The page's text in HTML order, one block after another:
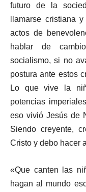
futuro de la
llamarse cristiana
actos de
hablar de
socialismo, si no
postura ante estos
Lo que vive la
potencias
eso vivió Jesús de
Siendo creyente,
Cristo y debo hacer
«Que canten las
hagan al mundo